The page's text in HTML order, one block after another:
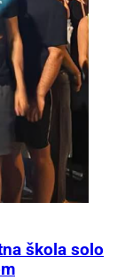
škola solo